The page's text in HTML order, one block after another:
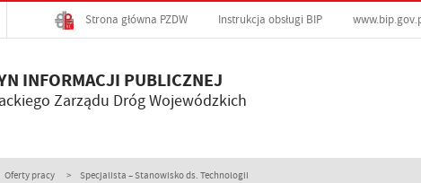
Strona główna PZDW Instrukcja obsługi BIP
INFORMACJI PUBLICZNEJ
Zarządu Dróg Wojewódzkich
Oferty pracy Specjalista – Stanowisko ds. Technologii